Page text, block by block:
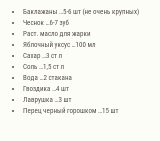
Баклажаны …5-6 шт (не очень крупных)
Чеснок …6-7 зуб
Раст. масло для жарки
Яблочный уксус …100 мл
Сахар …3 ст л
Соль …1,5 ст л
Вода …2 стакана
Гвоздика …4 шт
Лаврушка …3 шт
Перец черный горошком …15 шт